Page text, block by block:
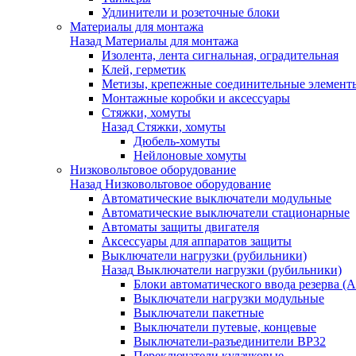
Удлинители и розеточные блоки
Материалы для монтажа
Назад Материалы для монтажа
Изолента, лента сигнальная, оградительная
Клей, герметик
Метизы, крепежные соединительные
Монтажные коробки и аксессуары
Стяжки, хомуты
Назад Стяжки, хомуты
Дюбель-хомуты
Нейлоновые хомуты
Низковольтовое оборудование
Назад Низковольтовое оборудование
Автоматические выключатели модульные
Автоматические выключатели стационарные
Автоматы защиты двигателя
Аксессуары для аппаратов защиты
Выключатели нагрузки (рубильники)
Назад Выключатели нагрузки (рубильники)
Блоки автоматического ввода резерва
Выключатели нагрузки модульные
Выключатели пакетные
Выключатели путевые, концевые
Выключатели-разъединители ВР32